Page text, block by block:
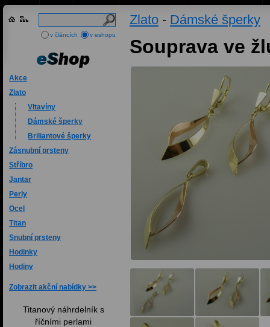
Akce
Zlato
Vltavíny
Dámské šperky
Briliantové šperky
Zásnubní prsteny
Stříbro
Jantar
Perly
Ocel
Titan
Snubní prsteny
Hodinky
Hodiny
Zobrazit akční nabídky
Titanový náhrdelník s
říčními perlami
Zlato - Dámské šperky
Souprava ve
v článcích v eshopu